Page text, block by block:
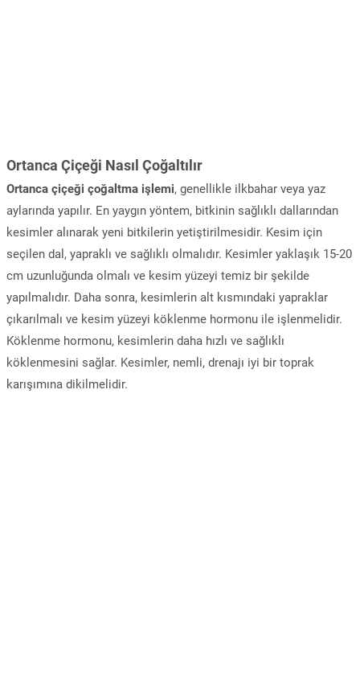
Ortanca Çiçeği Nasıl Çoğaltılır
Ortanca çiçeği çoğaltma işlemi, genellikle ilkbahar veya yaz
aylarında yapılır. En yaygın yöntem, bitkinin sağlıklı dallarından
kesimler alınarak yeni bitkilerin yetiştirilmesidir. Kesim için
seçilen dal, yapraklı ve sağlıklı olmalıdır. Kesimler yaklaşık 15-20
cm uzunluğunda olmalı ve kesim yüzeyi temiz bir şekilde
yapılmalıdır. Daha sonra, kesimlerin alt kısmındaki yapraklar
çıkarılmalı ve kesim yüzeyi köklenme hormonu ile işlenmelidir.
Köklenme hormonu, kesimlerin daha hızlı ve sağlıklı
köklenmesini sağlar. Kesimler, nemli, drenajı iyi bir toprak
karışımına dikilmelidir.